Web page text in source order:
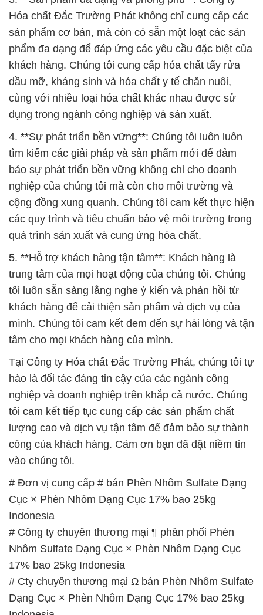
dầu mỡ, kháng sinh và hóa chất y tế chăn nuôi,
cùng với nhiều loại hóa chất khác nhau được sử
dụng trong ngành công nghiệp và sản xuất.
4. **Sự phát triển bền vững**: Chúng tôi luôn luôn
tìm kiếm các giải pháp và sản phẩm mới để đảm
bảo sự phát triển bền vững không chỉ cho doanh
nghiệp của chúng tôi mà còn cho môi trường và
cộng đồng xung quanh. Chúng tôi cam kết thực hiện
các quy trình và tiêu chuẩn bảo vệ môi trường trong
quá trình sản xuất và cung ứng hóa chất.
5. **Hỗ trợ khách hàng tận tâm**: Khách hàng là
trung tâm của mọi hoạt động của chúng tôi. Chúng
tôi luôn sẵn sàng lắng nghe ý kiến và phản hồi từ
khách hàng để cải thiện sản phẩm và dịch vụ của
mình. Chúng tôi cam kết đem đến sự hài lòng và tận
tâm cho mọi khách hàng của mình.
Tại Công ty Hóa chất Đắc Trường Phát, chúng tôi tự
hào là đối tác đáng tin cậy của các ngành công
nghiệp và doanh nghiệp trên khắp cả nước. Chúng
tôi cam kết tiếp tục cung cấp các sản phẩm chất
lượng cao và dịch vụ tận tâm để đảm bảo sự thành
công của khách hàng. Cảm ơn bạn đã đặt niềm tin
vào chúng tôi.
# Đơn vị cung cấp # bán Phèn Nhôm Sulfate Dạng
Cục × Phèn Nhôm Dạng Cục 17% bao 25kg
Indonesia
# Công ty chuyên thương mại ¶ phân phối Phèn
Nhôm Sulfate Dạng Cục × Phèn Nhôm Dạng Cục
17% bao 25kg Indonesia
# Cty chuyên thương mại Ω bán Phèn Nhôm Sulfate
Dạng Cục × Phèn Nhôm Dạng Cục 17% bao 25kg
Indonesia
# Cung cấp \ kinh doanh Phèn Nhôm Sulfate Dạng
Cục × Phèn Nhôm Dạng Cục 17% bao 25kg
Indonesia
# Công ty chuyên thương mại ( bán ) Phèn Nhôm